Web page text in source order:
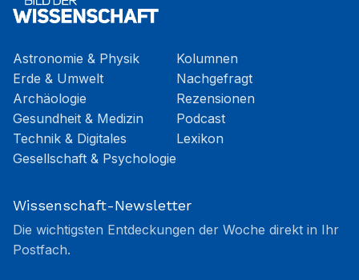
Astronomie & Physik
Erde & Umwelt
Archäologie
Gesundheit & Medizin
Technik & Digitales
Gesellschaft & Psychologie
Kolumnen
Nachgefragt
Rezensionen
Podcast
Lexikon
Wissenschaft-Newsletter
Die wichtigsten Entdeckungen der Woche direkt in Ihr
Postfach.